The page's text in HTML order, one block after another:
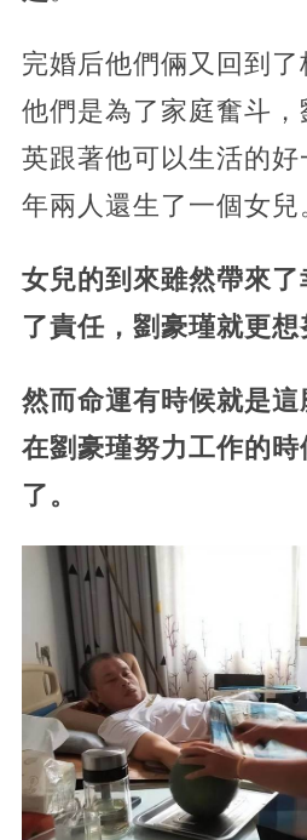
完婚后他們倆又回到
他們是為了家庭奮斗，
英跟著他可以生活的
年兩人還生了一個女兒
女兒的到來雖然帶來
了責任，劉豪瑾就更想
然而命運有時候就是這
在劉豪瑾努力工作的
了。